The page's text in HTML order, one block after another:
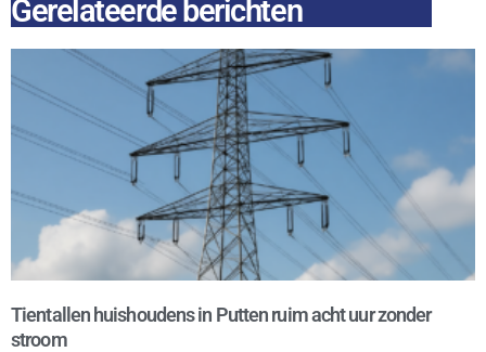
Gerelateerde berichten
Tientallen huishoudens in Putten ruim acht uur zonder
stroom